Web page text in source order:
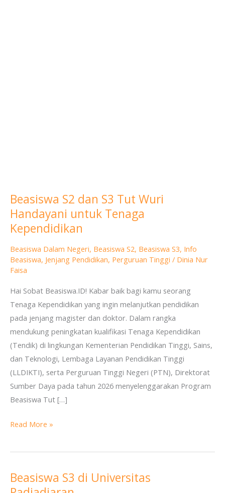
Beasiswa S2 dan S3 Tut Wuri
Handayani untuk Tenaga
Kependidikan
Beasiswa Dalam Negeri, Beasiswa S2, Beasiswa S3, Info
Beasiswa, Jenjang Pendidikan, Perguruan Tinggi / Dinia Nur
Faisa
Hai Sobat Beasiswa.ID! Kabar baik bagi kamu seorang
Tenaga Kependidikan yang ingin melanjutkan pendidikan
pada jenjang magister dan doktor. Dalam rangka
mendukung peningkatan kualifikasi Tenaga Kependidikan
(Tendik) di lingkungan Kementerian Pendidikan Tinggi, Sains,
dan Teknologi, Lembaga Layanan Pendidikan Tinggi
(LLDIKTI), serta Perguruan Tinggi Negeri (PTN), Direktorat
Sumber Daya pada tahun 2026 menyelenggarakan Program
Beasiswa Tut […]
Beasiswa
S2
dan
Tut
Wuri
untuk
Tenaga
Kependidikan
Read More »
Beasiswa S3 di Universitas
Beasiswa
S3